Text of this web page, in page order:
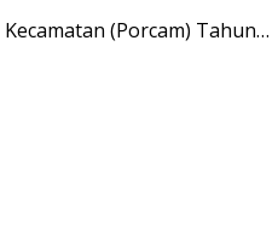
(Porcam) Tahun…